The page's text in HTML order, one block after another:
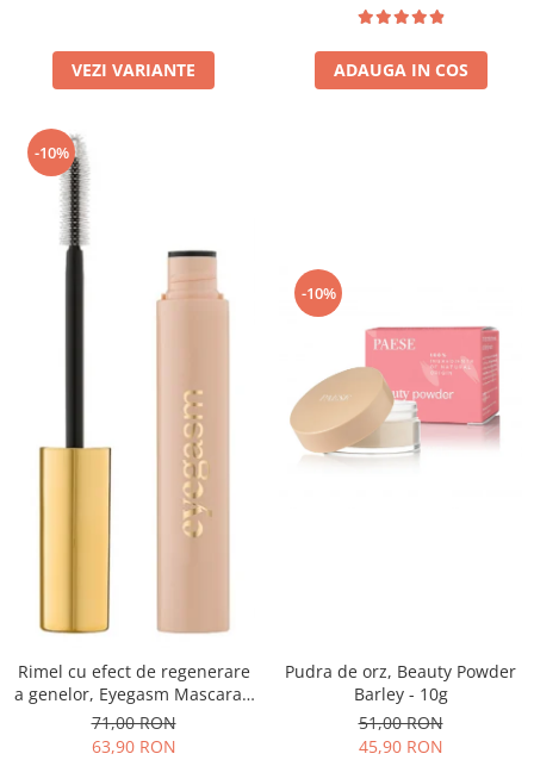
VEZI VARIANTE ADAUGA IN COS
-10%
Rimel cu efect de regenerare
a genelor, Eyegasm Mascara -
8ml
71,00 RON
63,90 RON
-10%
Pudra de orz, Beauty Powder
Barley - 10g
51,00 RON
45,90 RON